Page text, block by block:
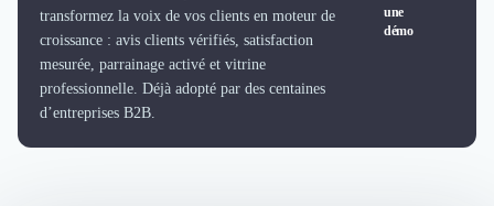
Office Management
Développement à l'international
Accélérateurs et incubateurs
Autres
Réhabilitation et maintenance
Gestion Immobilière
transformez la voix de vos clients en moteur de
croissance : avis clients vérifiés, satisfaction
mesurée, parrainage activé et vitrine
professionnelle. Déjà adopté par des centaines
d’entreprises B2B.
une
démo